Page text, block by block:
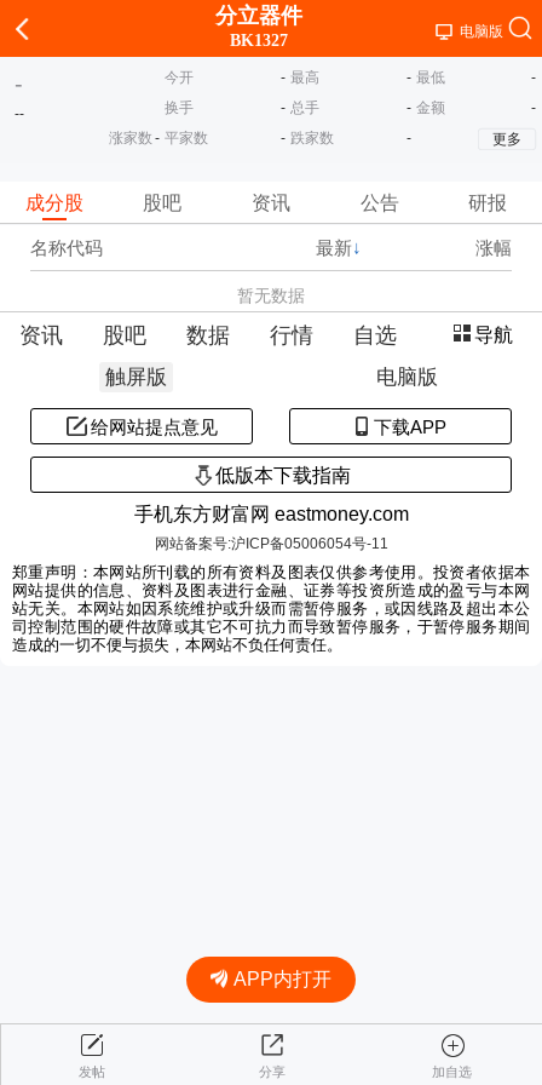
分立器件
BK1327 电脑版
-
--
今开 - 最高 - 最低
-
换手
- 总手 - 金额
-
涨家数 - 平家数 - 跌家数 - 更多
成分股 股吧 资讯 公告 研报
名称代码 最新↓ 涨幅
暂无数据
资讯 股吧 数据 行情 自选 导航
触屏版 电脑版
给网站提点意见 下载APP
低版本下载指南
手机东方财富网 eastmoney.com
网站备案号:沪ICP备05006054号-11
郑重声明：本网站所刊载的所有资料及图表仅供参考使用。投资者依据本
网站提供的信息、资料及图表进行金融、证券等投资所造成的盈亏与本网
站无关。本网站如因系统维护或升级而需暂停服务，或因线路及超出本公
司控制范围的硬件故障或其它不可抗力而导致暂停服务，于暂停服务期间
造成的一切不便与损失，本网站不负任何责任。
发帖 分享 加自选
APP内打开